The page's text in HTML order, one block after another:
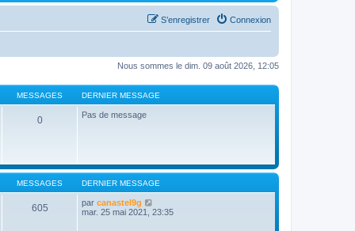
Connexion
S’enregistrer
Nous sommes le dim. 09 août 2026, 12:05
MESSAGES DERNIER MESSAGE
0 Pas de message
MESSAGES DERNIER MESSAGE
605 par canastel9g
o
mar. 25 mai 2021, 23:35